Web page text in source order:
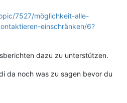
7527/möglichkeit-alle-
einschränken/6?
dazu zu unterstützen.
da noch was zu sagen bevor du